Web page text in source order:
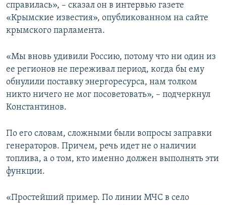
справилась», – сказал он в интервью газете
«Крымские известия», опубликованном на сайте
крымского парламента.
«Мы вновь удивили Россию, потому что ни один из
ее регионов не переживал период, когда бы ему
обнулили поставку энергоресурса, нам толком
никто ничего не мог посоветовать», – подчеркнул
Константинов.
По его словам, сложными были вопросы заправки
генераторов. Причем, речь идет не о наличии
топлива, а о том, кто именно должен выполнять эти
функции.
«Простейший пример. По линии МЧС в село